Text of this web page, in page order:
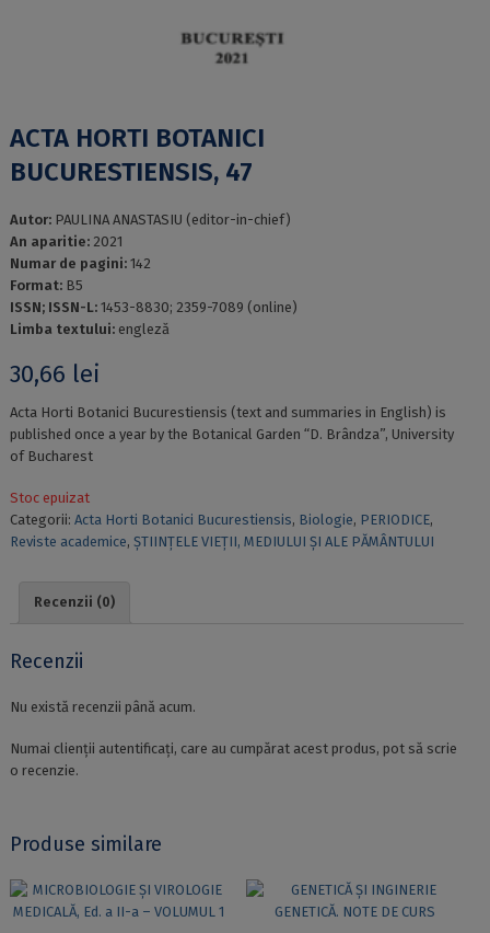
ACTA HORTI BOTANICI
BUCURESTIENSIS, 47
Autor: PAULINA ANASTASIU (editor-in-chief)
An aparitie: 2021
Numar de pagini: 142
Format: B5
ISSN; ISSN-L: 1453-8830; 2359-7089 (online)
Limba textului: engleză
30,66 lei
Acta Horti Botanici Bucurestiensis (text and summaries in English) is
published once a year by the Botanical Garden “D. Brândza”, University
of Bucharest
Stoc epuizat
Categorii: Acta Horti Botanici Bucurestiensis, Biologie, PERIODICE,
Reviste academice, ȘTIINȚELE VIEȚII, MEDIULUI ȘI ALE PĂMÂNTULUI
Recenzii (0)
Recenzii
Nu există recenzii până acum.
Numai clienții autentificați, care au cumpărat acest produs, pot să scrie
o recenzie.
Produse similare